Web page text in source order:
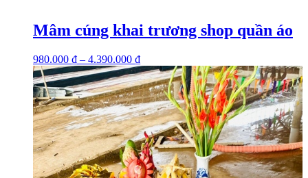
Mâm cúng khai trương shop quần áo
980.000 ₫ – 4.390.000 ₫